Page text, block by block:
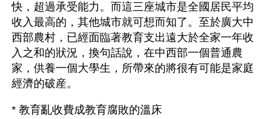
快，超過承受能力。而這三座城市是全國居民平均
收入最高的，其他城市就可想而知了。至於廣大中
西部農村，已經面臨著教育支出遠大於全家一年收
入之和的狀況，換句話說，在中西部一個普通農
家，供養一個大學生，所帶來的將很有可能是家庭
經濟的破産。
* 教育亂收費成教育腐敗的溫床